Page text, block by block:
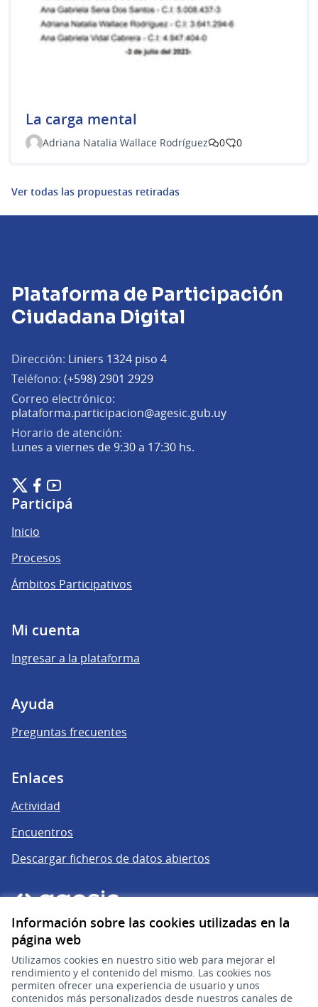
Información sobre las cookies utilizadas en la
página web
Utilizamos cookies en nuestro sitio web para mejorar el
rendimiento y el contenido del mismo. Las cookies nos
permiten ofrecer una experiencia de usuario y unos
contenidos más personalizados desde nuestros canales de
La carga mental
Adriana Natalia Wallace Rodríguez 0 0
Ver todas las propuestas retiradas
Plataforma de Participación
Ciudadana Digital
Dirección: Liniers 1324 piso 4
Teléfono: (+598) 2901 2929
Correo electrónico:
plataforma.participacion@agesic.gub.uy(Abrir en una
Horario de atención:
Lunes a viernes de 9:30 a 17:30 hs.
Plataforma de Participación Ciudadana Digital en X
(Enlace externo)
Plataforma de Participación Ciudadana Digital en Facebook
(Enlace externo)
Plataforma de Participación Ciudadana Digital en
(Enlace externo)
Participá
Inicio
Procesos
Ámbitos Participativos
Mi cuenta
Ingresar a la plataforma
Ayuda
Preguntas frecuentes
Enlaces
Actividad
Encuentros
Descargar ficheros de datos abiertos
gub.uy
(Enlace externo)